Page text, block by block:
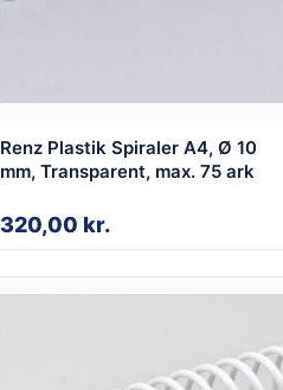
Renz Plastik Spiraler A4, Ø 10
mm, Transparent, max. 75 ark
320,00 kr.